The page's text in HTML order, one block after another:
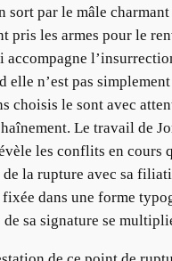
sort par le mâle
pris les armes pour le
n’est pas
choisis le sont avec
Le travail de
les conflits en
la rupture avec sa
dans une forme
sa signature se